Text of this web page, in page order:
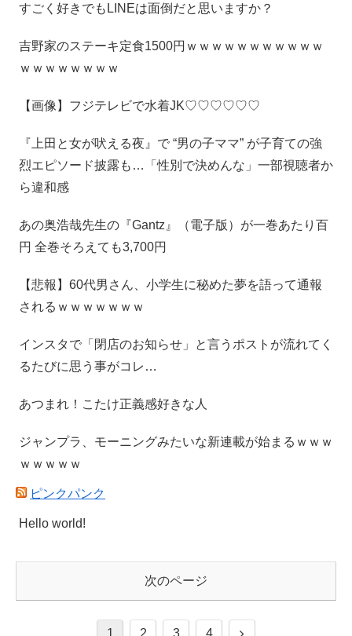
すごく好きでもLINEは面倒だと思いますか？
吉野家のステーキ定食1500円ｗｗｗｗｗｗｗｗｗｗｗ
ｗｗｗｗｗｗｗｗ
【画像】フジテレビで水着JK♡♡♡♡♡♡
『上田と女が吠える夜』で “男の子ママ” が子育ての強
烈エピソード披露も…「性別で決めんな」一部視聴者か
ら違和感
あの奥浩哉先生の『Gantz』（電子版）が一巻あたり百
円 全巻そろえても3,700円
【悲報】60代男さん、小学生に秘めた夢を語って通報
されるｗｗｗｗｗｗｗ
インスタで「閉店のお知らせ」と言うポストが流れてく
るたびに思う事がコレ…
あつまれ！こたけ正義感好きな人
ジャンプラ、モーニングみたいな新連載が始まるｗｗｗ
ｗｗｗｗｗ
ピンクパンク
Hello world!
次のページ
1 2 3 4